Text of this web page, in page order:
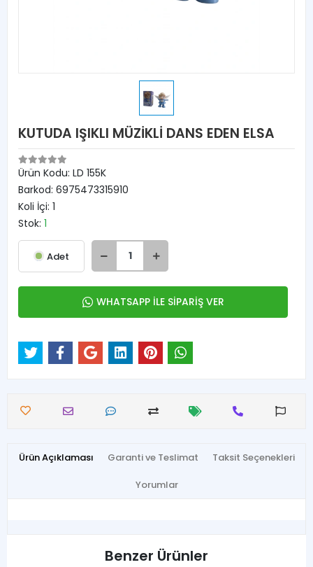
KUTUDA IŞIKLI MÜZİKLİ DANS EDEN ELSA
Ürün Kodu: LD 155K
Barkod: 6975473315910
Koli İçi: 1
Stok: 1
Adet
WHATSAPP İLE SİPARİŞ VER
Ürün Açıklaması Garanti ve Teslimat Taksit Seçenekleri
Yorumlar
Benzer Ürünler